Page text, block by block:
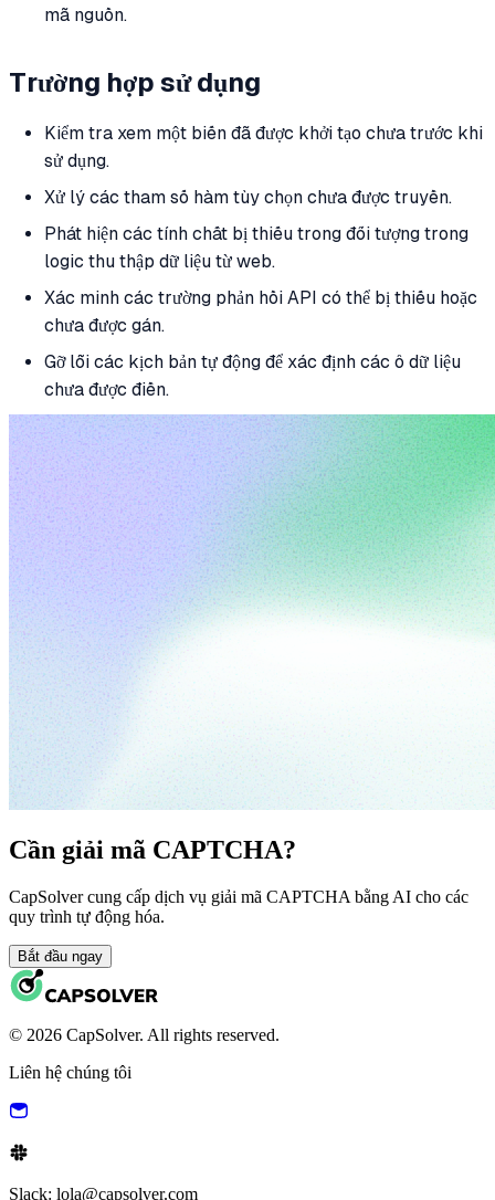
mã nguồn.
Trường hợp sử dụng
Kiểm tra xem một biến đã được khởi tạo chưa trước khi
sử dụng.
Xử lý các tham số hàm tùy chọn chưa được truyền.
Phát hiện các tính chất bị thiếu trong đối tượng trong
logic thu thập dữ liệu từ web.
Xác minh các trường phản hồi API có thể bị thiếu hoặc
chưa được gán.
Gỡ lỗi các kịch bản tự động để xác định các ô dữ liệu
chưa được điền.
Cần giải mã CAPTCHA?
CapSolver cung cấp dịch vụ giải mã CAPTCHA bằng AI cho các
quy trình tự động hóa.
Bắt đầu ngay
© 2026 CapSolver. All rights reserved.
Liên hệ chúng tôi
Slack: lola@capsolver.com